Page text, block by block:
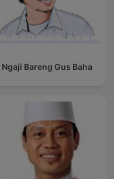
Ngaji Bareng Gus Baha